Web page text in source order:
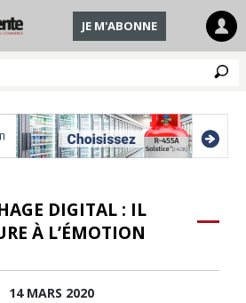
JE M'ABONNE
DIGITAL : IL
À L’ÉMOTION
14 MARS 2020